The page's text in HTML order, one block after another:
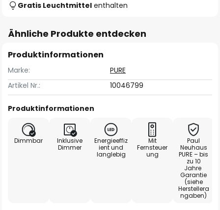
Gratis Leuchtmittel enthalten
Ähnliche Produkte entdecken
Produktinformationen
Marke:
PURE
Artikel Nr.:
10046799
Produktinformationen
Dimmbar
Inklusive
Dimmer
Energieeffiz
ient und
langlebig
Mit
Fernsteuer
ung
Paul
Neuhaus
PURE – bis
zu 10
Jahre
Garantie
(siehe
Herstellera
ngaben)